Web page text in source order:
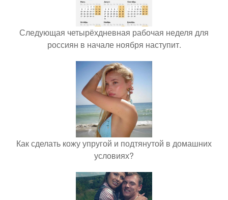
Следующая четырёхдневная рабочая неделя для
россиян в начале ноября наступит.
Как сделать кожу упругой и подтянутой в домашних
условиях?